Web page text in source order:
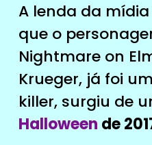
A lenda da
que o
Nightmare on
Krueger, já foi
killer, surgiu de
Halloween de